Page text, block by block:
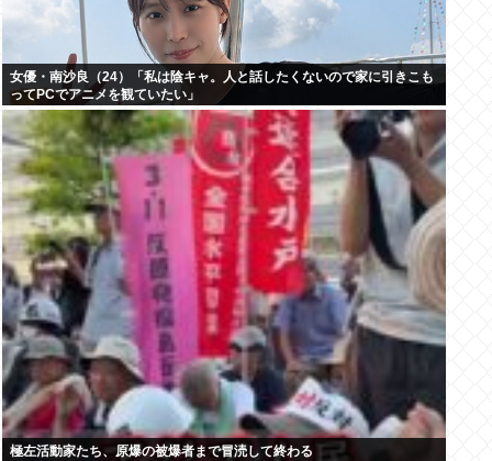
女優・南沙良（24）「私は陰キャ。人と話したくないので家に引きこも
ってPCでアニメを観ていたい」
極左活動家たち、原爆の被爆者まで冒涜して終わる